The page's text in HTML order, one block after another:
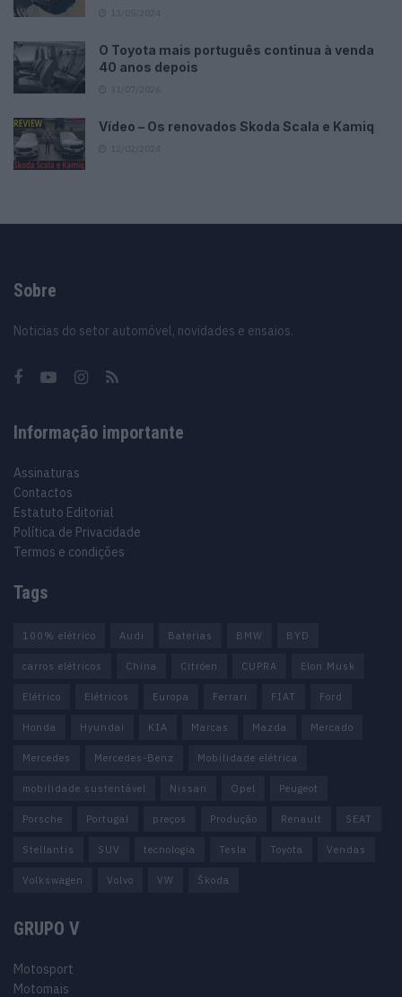
O Toyota mais português continua à venda
40 anos depois
Vídeo – Os renovados Skoda Scala e Kamiq
Sobre
Noticias do setor automóvel, novidades e ensaios.
Informação importante
Assinaturas
Contactos
Estatuto Editorial
Política de Privacidade
Termos e condições
Tags
100% elétrico Audi Baterias BMW BYD
carros elétricos China Citröen CUPRA Elon Musk
Elétrico Elétricos Europa Ferrari FIAT Ford
Honda Hyundai KIA Marcas Mazda Mercado
Mercedes Mercedes-Benz Mobilidade elétrica
mobilidade sustentável Nissan Opel Peugeot
Porsche Portugal preços Produção Renault SEAT
Stellantis SUV tecnologia Tesla Toyota Vendas
Volkswagen Volvo VW Škoda
GRUPO V
Motosport
Motomais